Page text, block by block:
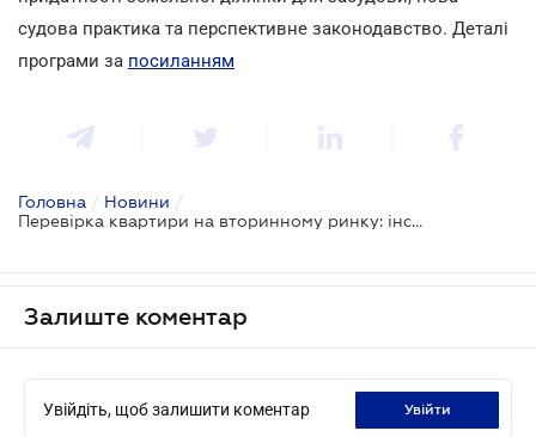
судова практика та перспективне законодавство. Деталі
програми за посиланням
Головна / Новини /
Перевірка квартири на вторинному ринку: інструкція
Залиште коментар
Увійдіть, щоб залишити коментар увійти